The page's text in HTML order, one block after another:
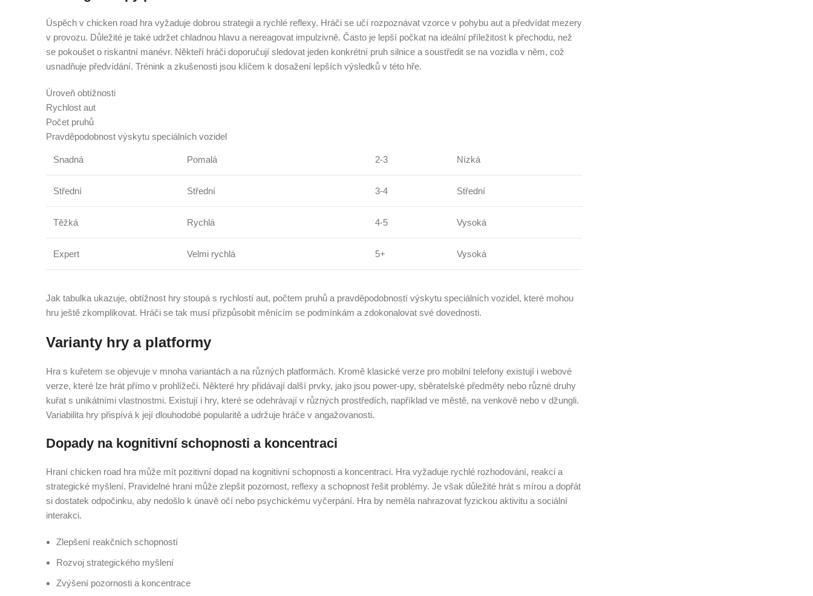
Úspěch v chicken road hra vyžaduje dobrou strategii a rychlé reflexy. Hráči se učí rozpoznávat vzorce v pohybu aut a předvídat mezery
v provozu. Důležité je také udržet chladnou hlavu a nereagovat impulzivně. Často je lepší počkat na ideální příležitost k přechodu, než
se pokoušet o riskantní manévr. Někteří hráči doporučují sledovat jeden konkrétní pruh silnice a soustředit se na vozidla v něm, což
usnadňuje předvídání. Trénink a zkušenosti jsou klíčem k dosažení lepších výsledků v této hře.
Úroveň obtížnosti
Rychlost aut
Počet pruhů
Pravděpodobnost výskytu speciálních vozidel
Snadná Pomalá 2-3 Nízká
Střední Střední 3-4 Střední
Těžká Rychlá 4-5 Vysoká
Expert Velmi rychlá 5+ Vysoká
Jak tabulka ukazuje, obtížnost hry stoupá s rychlostí aut, počtem pruhů a pravděpodobností výskytu speciálních vozidel, které mohou
hru ještě zkomplikovat. Hráči se tak musí přizpůsobit měnícím se podmínkám a zdokonalovat své dovednosti.
Varianty hry a platformy
Hra s kuřetem se objevuje v mnoha variantách a na různých platformách. Kromě klasické verze pro mobilní telefony existují i webové
verze, které lze hrát přímo v prohlížeči. Některé hry přidávají další prvky, jako jsou power-upy, sběratelské předměty nebo různé druhy
kuřat s unikátními vlastnostmi. Existují i hry, které se odehrávají v různých prostředích, například ve městě, na venkově nebo v džungli.
Variabilita hry přispívá k její dlouhodobé popularitě a udržuje hráče v angažovanosti.
Dopady na kognitivní schopnosti a koncentraci
Hraní chicken road hra může mít pozitivní dopad na kognitivní schopnosti a koncentraci. Hra vyžaduje rychlé rozhodování, reakci a
strategické myšlení. Pravidelné hraní může zlepšit pozornost, reflexy a schopnost řešit problémy. Je však důležité hrát s mírou a dopřát
si dostatek odpočinku, aby nedošlo k únavě očí nebo psychickému vyčerpání. Hra by neměla nahrazovat fyzickou aktivitu a sociální
interakci.
Zlepšení reakčních schopností
Rozvoj strategického myšlení
Zvýšení pozornosti a koncentrace